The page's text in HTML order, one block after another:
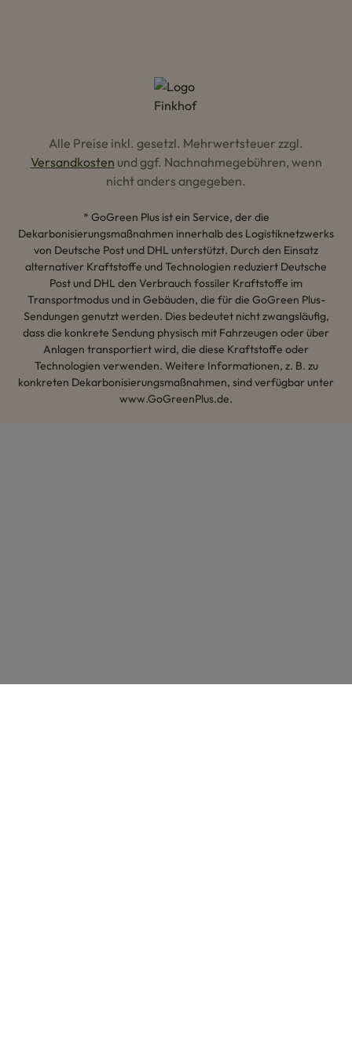
Alle Preise inkl. gesetzl. Mehrwertsteuer zzgl.
Versandkosten und ggf. Nachnahmegebühren, wenn
nicht anders angegeben.
* GoGreen Plus ist ein Service, der die
Dekarbonisierungsmaßnahmen innerhalb des Logistiknetzwerks
von Deutsche Post und DHL unterstützt. Durch den Einsatz
alternativer Kraftstoffe und Technologien reduziert Deutsche
Post und DHL den Verbrauch fossiler Kraftstoffe im
Transportmodus und in Gebäuden, die für die GoGreen Plus-
Sendungen genutzt werden. Dies bedeutet nicht zwangsläufig,
dass die konkrete Sendung physisch mit Fahrzeugen oder über
Anlagen transportiert wird, die diese Kraftstoffe oder
Technologien verwenden. Weitere Informationen, z. B. zu
konkreten Dekarbonisierungsmaßnahmen, sind verfügbar unter
www.GoGreenPlus.de.